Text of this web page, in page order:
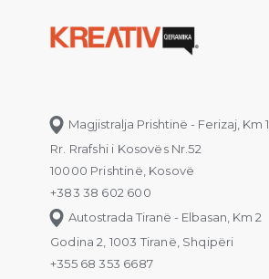
Magjistralja Prishtinë - Ferizaj, Km 1
Rr. Rrafshi i Kosovës Nr.52
10000 Prishtinë, Kosovë
+383 38 602 600
Autostrada Tiranë - Elbasan, Km 2
Godina 2, 1003 Tiranë, Shqipëri
+355 68 353 6687